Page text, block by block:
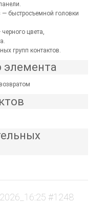
— быстросъемной головки
цвета,
групп контактов.
элемента
#1248